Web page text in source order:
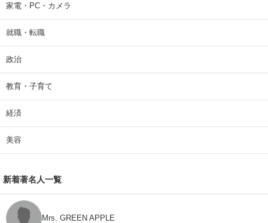
家電・PC・カメラ
就職・転職
政治
教育・子育て
経済
美容
新着著名人一覧
Mrs. GREEN APPLE